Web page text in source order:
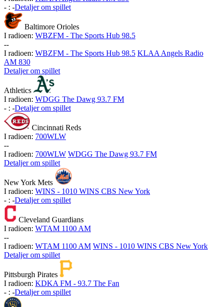
- : -Detaljer om spillet
Baltimore Orioles
I radioen: WBZFM - The Sports Hub 98.5
--
I radioen: WBZFM - The Sports Hub 98.5 KLAA Angels Radio
AM 830
Detaljer om spillet
Athletics
I radioen: WDGG The Dawg 93.7 FM
- : -Detaljer om spillet
Cincinnati Reds
I radioen: 700WLW
--
I radioen: 700WLW WDGG The Dawg 93.7 FM
Detaljer om spillet
New York Mets
I radioen: WINS - 1010 WINS CBS New York
- : -Detaljer om spillet
Cleveland Guardians
I radioen: WTAM 1100 AM
--
I radioen: WTAM 1100 AM WINS - 1010 WINS CBS New York
Detaljer om spillet
Pittsburgh Pirates
I radioen: KDKA FM - 93.7 The Fan
- : -Detaljer om spillet